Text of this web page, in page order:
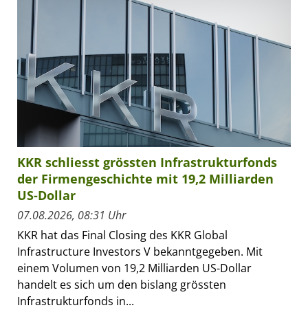
KKR schliesst grössten Infrastrukturfonds
der Firmengeschichte mit 19,2 Milliarden
US-Dollar
07.08.2026, 08:31 Uhr
KKR hat das Final Closing des KKR Global
Infrastructure Investors V bekanntgegeben. Mit
einem Volumen von 19,2 Milliarden US-Dollar
handelt es sich um den bislang grössten
Infrastrukturfonds in...